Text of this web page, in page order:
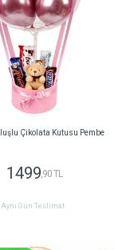
Çikolata Kutusu Pembe
1499 ,90 TL
Aynı Gün Teslimat